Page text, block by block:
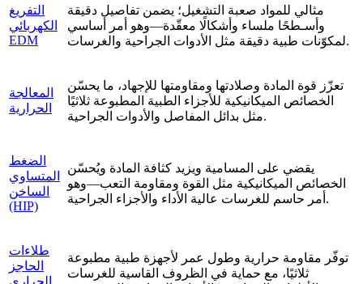
التفريغ
الكهربائي
EDM
مثالي للمواد صعبة التشغيل؛ يضمن تفاصيل دقيقة
وأسـطحًا ملساء وأشكالًا معقّدة—وهو أمر أساسي
لمكوّنات طبية دقيقة مثل الأدوات الجراحية والغرسات.
المعالجة
الحرارية
تعزّز قوة المادة وصلادتها ومقاومتها للإجهاد، ما يحسّن
الخصائص الميكانيكية للأجزاء الطبية المطبوعة ثلاثيًا
مثل بدائل المفاصل والأدوات الجراحية.
الضغط
المتساوي
الساخن
(HIP)
يقضي على المسامية ويزيد كثافة المادة ويُحسّن
الخصائص الميكانيكية مثل القوة ومقاومة التعب—وهو
أمر حاسم للغرسات عالية الأداء والأجزاء الجراحية.
طلاءات
الحاجز
الحراري
توفّر مقاومة حرارية وطول عمر لأجهزة طبية مطبوعة
ثلاثيًا، مع حماية في الظروف القاسية للغرسات